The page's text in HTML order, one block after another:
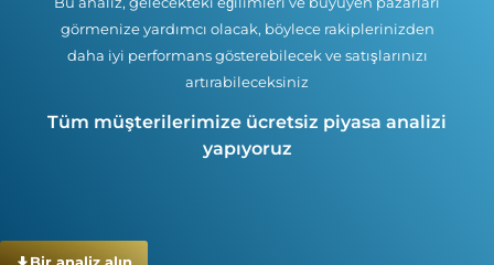
görmenize yardımcı olacak, böylece rakiplerinizden
daha iyi performans gösterebilecek ve satışlarınızı
artırabileceksiniz
Tüm müşterilerimize ücretsiz piyasa analizi
yapıyoruz